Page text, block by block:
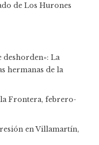
de Los Hurones
deshorden»: La
hermanas de la
Frontera, febrero-
en Villamartín,